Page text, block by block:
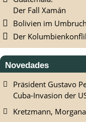
Der Fall Xamán
Bolivien im Umbruch
Der
Novedades
Präsident Gustavo
Cuba-Invasion der
Kretzmann,